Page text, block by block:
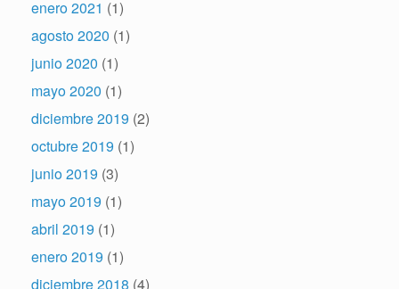
enero 2021 (1)
agosto 2020 (1)
junio 2020 (1)
mayo 2020 (1)
diciembre 2019 (2)
octubre 2019 (1)
junio 2019 (3)
mayo 2019 (1)
abril 2019 (1)
enero 2019 (1)
diciembre 2018 (4)